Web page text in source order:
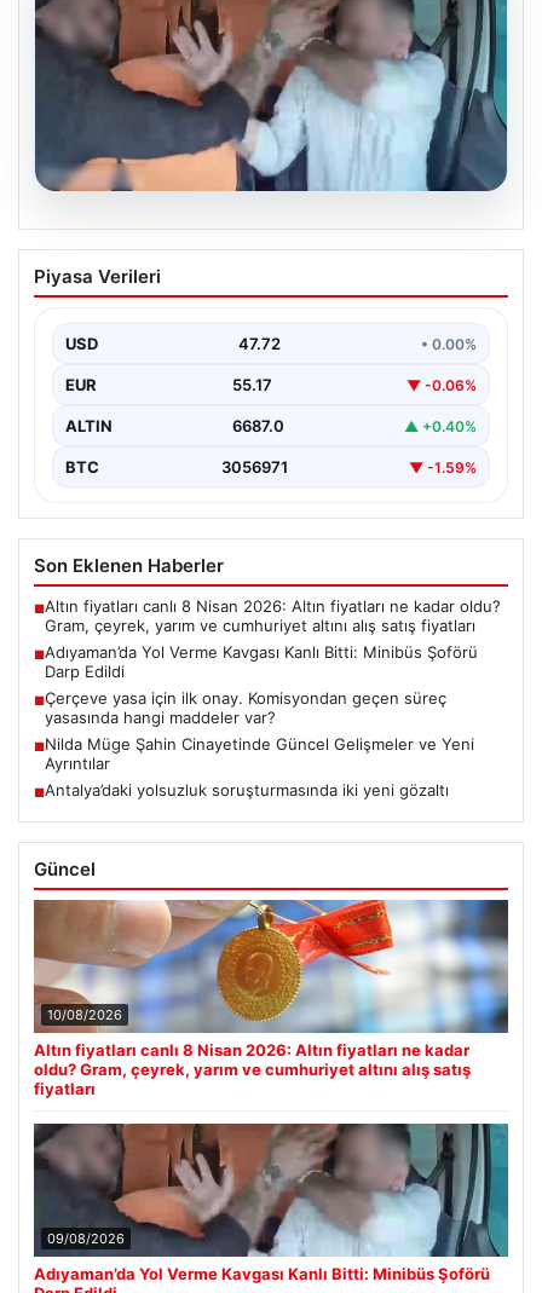
09.08.2026
Adıyaman’da Yol Verme Kavgası Kanlı
Bitti: Minibüs Şoförü Darp Edildi
şahıs arasında yol verme meselesi yüzünden çıkan…
Piyasa Verileri
USD 47.72 • 0.00%
EUR 55.17 ▼ -0.06%
ALTIN 6687.0 ▲ +0.40%
BTC 3056971 ▼ -1.59%
Son Eklenen Haberler
■Altın fiyatları canlı 8 Nisan 2026: Altın fiyatları ne kadar oldu?
Gram, çeyrek, yarım ve cumhuriyet altını alış satış fiyatları
■Adıyaman’da Yol Verme Kavgası Kanlı Bitti: Minibüs Şoförü
Darp Edildi
■Çerçeve yasa için ilk onay. Komisyondan geçen süreç
yasasında hangi maddeler var?
■Nilda Müge Şahin Cinayetinde Güncel Gelişmeler ve Yeni
Ayrıntılar
■Antalya’daki yolsuzluk soruşturmasında iki yeni gözaltı
Güncel
10/08/2026
Altın fiyatları canlı 8 Nisan 2026: Altın fiyatları ne kadar
oldu? Gram, çeyrek, yarım ve cumhuriyet altını alış satış
fiyatları
09/08/2026
Adıyaman’da Yol Verme Kavgası Kanlı Bitti: Minibüs Şoförü